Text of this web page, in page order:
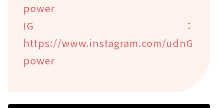
power
IG：
https://www.instagram.com/udnG
power